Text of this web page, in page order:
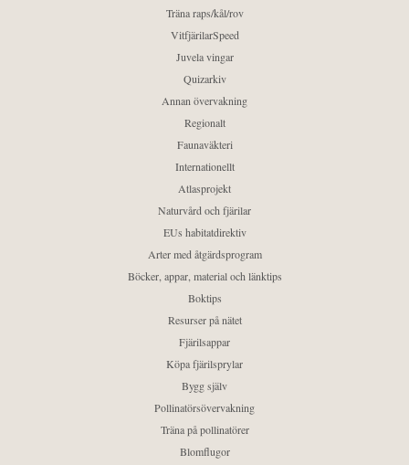
Träna raps/kål/rov
VitfjärilarSpeed
Juvela vingar
Quizarkiv
Annan övervakning
Regionalt
Faunaväkteri
Internationellt
Atlasprojekt
Naturvård och fjärilar
EUs habitatdirektiv
Arter med åtgärdsprogram
Böcker, appar, material och länktips
Boktips
Resurser på nätet
Fjärilsappar
Köpa fjärilsprylar
Bygg själv
Pollinatörsövervakning
Träna på pollinatörer
Blomflugor